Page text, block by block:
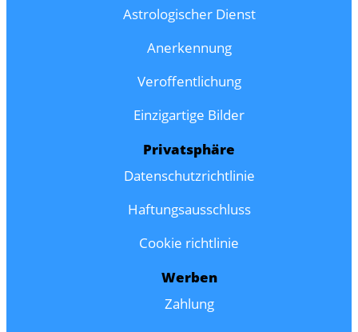
Astrologischer Dienst
Anerkennung
Veroffentlichung
Einzigartige Bilder
Privatsphäre
Datenschutzrichtlinie
Haftungsausschluss
Cookie richtlinie
Werben
Zahlung